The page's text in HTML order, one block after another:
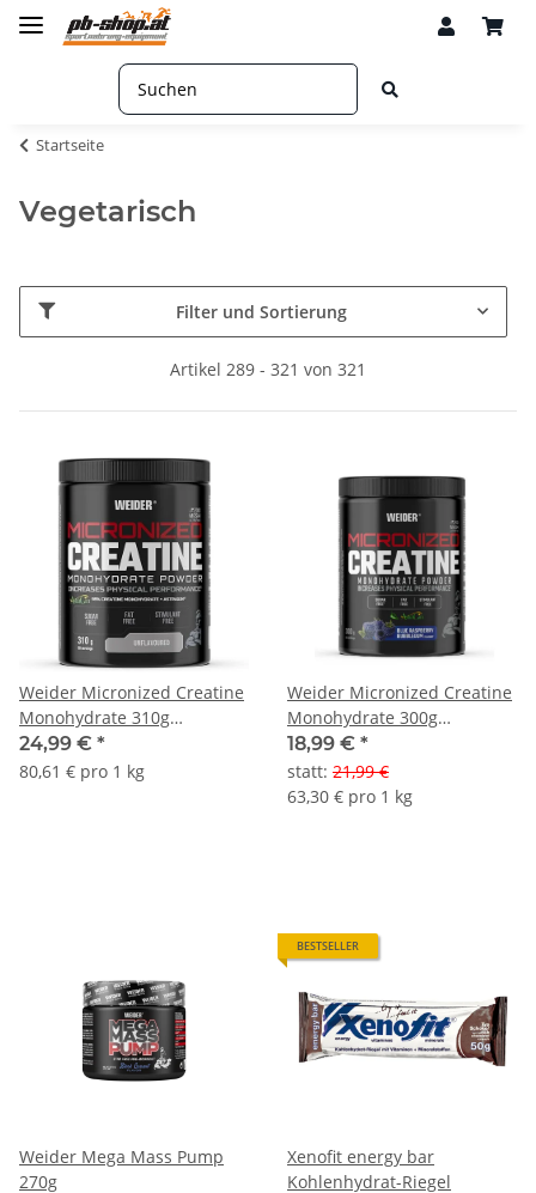
Startseite
Vegetarisch
Filter und Sortierung
Artikel 289 - 321 von 321
Weider Micronized Creatine
Monohydrate 310g
Pulverdose
24,99 € *
80,61 € pro 1 kg
Weider Micronized Creatine
Monohydrate 300g
Pulverdose
18,99 € *
statt: 21,99 €
63,30 € pro 1 kg
Weider Mega Mass Pump
270g
BESTSELLER
Xenofit energy bar
Kohlenhydrat-Riegel